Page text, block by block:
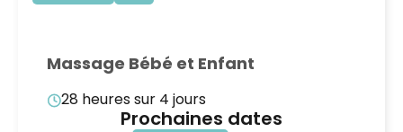
Massage Bébé et Enfant
28 heures sur 4 jours
Prochaines dates